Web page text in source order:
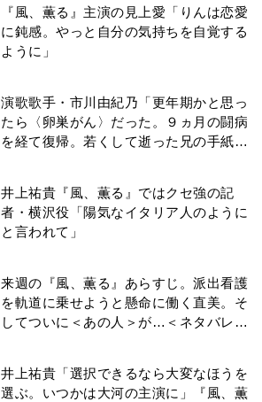
『風、薫る』主演の見上愛「りんは恋愛
に鈍感。やっと自分の気持ちを自覚する
ように」
演歌歌手・市川由紀乃「更年期かと思っ
たら〈卵巣がん〉だった。９ヵ月の闘病
を経て復帰。若くして逝った兄の手紙を
井上祐貴『風、薫る』ではクセ強の記
者・横沢役「陽気なイタリア人のように
と言われて」
来週の『風、薫る』あらすじ。派出看護
を軌道に乗せようと懸命に働く直美。そ
してついに＜あの人＞が…＜ネタバレあ
井上祐貴「選択できるなら大変なほうを
選ぶ。いつかは大河の主演に」『風、薫